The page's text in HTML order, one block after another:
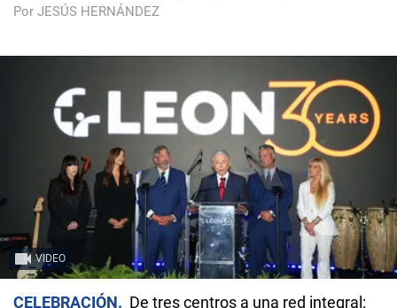
Por JESÚS HERNÁNDEZ
VIDEO
CELEBRACIÓN
De tres centros a una red integral: